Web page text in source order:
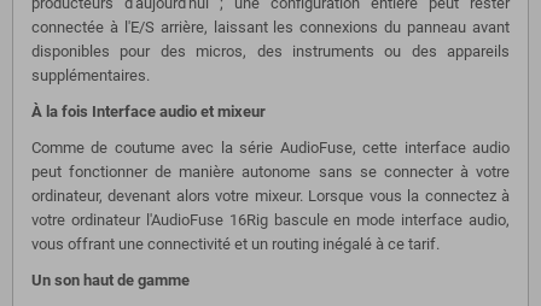
connectée à l'E/S arrière, laissant les connexions du panneau avant
disponibles pour des micros, des instruments ou des appareils
supplémentaires.
À la fois Interface audio et mixeur
Comme de coutume avec la série AudioFuse, cette interface audio
peut fonctionner de manière autonome sans se connecter à votre
ordinateur, devenant alors votre mixeur. Lorsque vous la connectez à
votre ordinateur l'AudioFuse 16Rig bascule en mode interface audio,
vous offrant une connectivité et un routing inégalé à ce tarif.
Un son haut de gamme